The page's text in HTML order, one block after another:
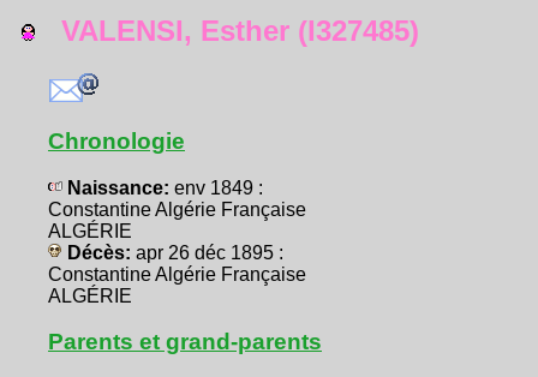
VALENSI, Esther (I327485)
Chronologie
Naissance: env 1849 :
Constantine Algérie Française
ALGÉRIE
Décès: apr 26 déc 1895 :
Constantine Algérie Française
ALGÉRIE
Parents et grand-parents